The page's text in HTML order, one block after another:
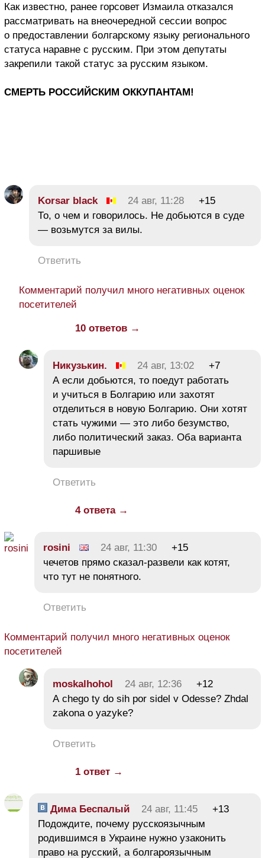
Как известно, ранее горсовет Измаила отказался
рассматривать на внеочередной сессии вопрос
о предоставлении болгарскому языку регионального
статуса наравне с русским. При этом депутаты
закрепили такой статус за русским языком.
СМЕРТЬ РОССИЙСКИМ ОККУПАНТАМ!
Korsar black 24 авг, 11:28
+15
То, о чем и говорилось. Не добьются в суде
— возьмутся за вилы.
Ответить
Комментарий получил много негативных оценок
посетителей
10 ответов →
Никузькин. 24 авг, 13:02
+7
А если добьются, то поедут работать
и учиться в Болгарию или захотят
отделиться в новую Болгарию. Они хотят
стать чужими — это либо безумство,
либо политический заказ. Оба варианта
паршивые
Ответить
4 ответа →
rosini 24 авг, 11:30
+15
чечетов прямо сказал-развели как котят,
что тут не понятного.
Ответить
Комментарий получил много негативных оценок
посетителей
moskalhohol 24 авг, 12:36
+12
A chego ty do sih por sidel v Odesse? Zhdal
zakona o yazyke?
Ответить
1 ответ →
Дима Беспалый 24 авг, 11:45
+13
Подождите, почему русскоязычным
родившимся в Украине нужно узаконить
право на русский, а болгароязычным